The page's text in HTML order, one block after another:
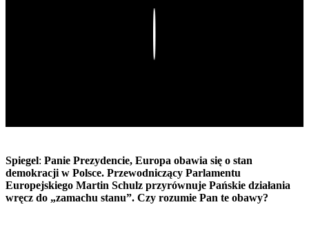
Spiegel: Panie Prezydencie, Europa obawia się o stan
demokracji w Polsce. Przewodniczący Parlamentu
Europejskiego Martin Schulz przyrównuje Pańskie działania
wręcz do „zamachu stanu”. Czy rozumie Pan te obawy?